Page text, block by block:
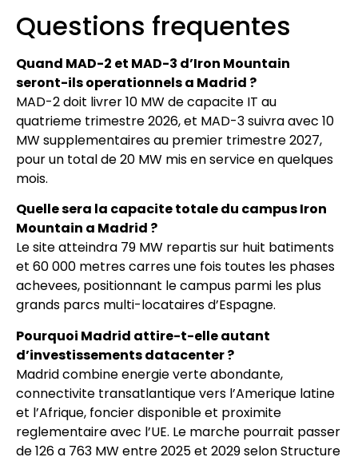
Questions frequentes
Quand MAD-2 et MAD-3 d’Iron Mountain
seront-ils operationnels a Madrid ?
MAD-2 doit livrer 10 MW de capacite IT au
quatrieme trimestre 2026, et MAD-3 suivra avec 10
MW supplementaires au premier trimestre 2027,
pour un total de 20 MW mis en service en quelques
mois.
Quelle sera la capacite totale du campus Iron
Mountain a Madrid ?
Le site atteindra 79 MW repartis sur huit batiments
et 60 000 metres carres une fois toutes les phases
achevees, positionnant le campus parmi les plus
grands parcs multi-locataires d’Espagne.
Pourquoi Madrid attire-t-elle autant
d’investissements datacenter ?
Madrid combine energie verte abondante,
connectivite transatlantique vers l’Amerique latine
et l’Afrique, foncier disponible et proximite
reglementaire avec l’UE. Le marche pourrait passer
de 126 a 763 MW entre 2025 et 2029 selon Structure